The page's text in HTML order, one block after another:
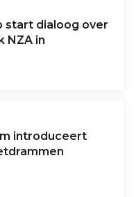
start dialoog over
NZA in
introduceert